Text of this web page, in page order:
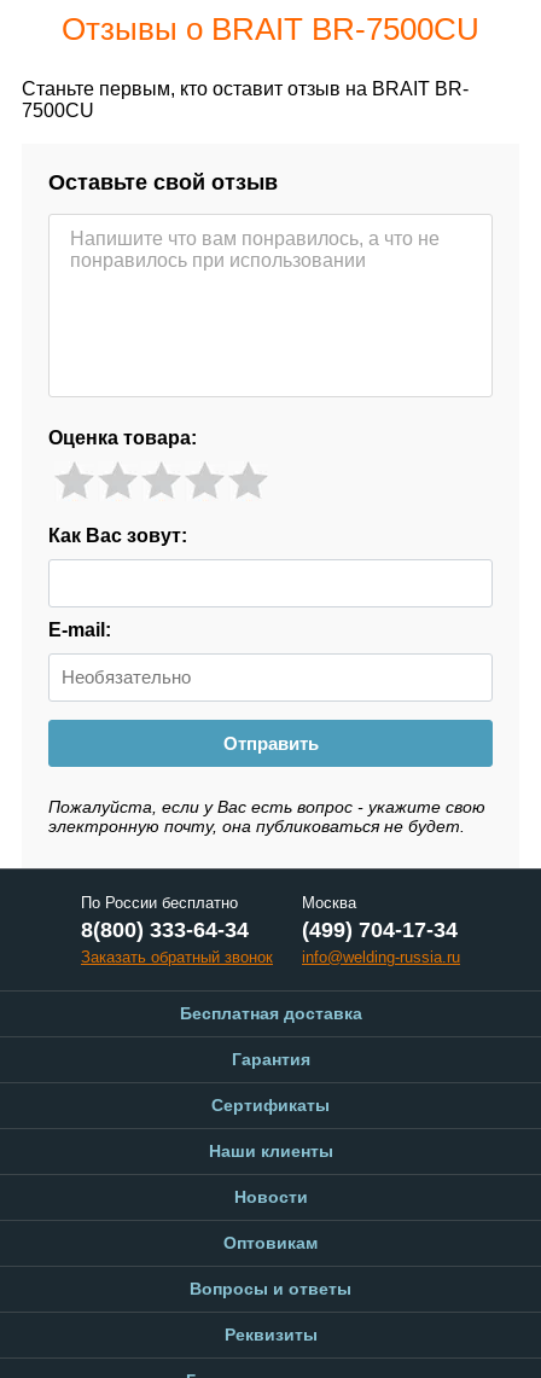
Отзывы о BRAIT BR-7500CU
Станьте первым, кто оставит отзыв на BRAIT BR-
7500CU
Оставьте свой отзыв
Оценка товара:
Как Вас зовут:
E-mail:
Отправить
Пожалуйста, если у Вас есть вопрос - укажите свою
электронную почту, она публиковаться не будет.
По России бесплатно
8(800) 333-64-34
Заказать обратный звонок
Москва
(499) 704-17-34
info@welding-russia.ru
Бесплатная доставка
Гарантия
Сертификаты
Наши клиенты
Новости
Оптовикам
Вопросы и ответы
Реквизиты